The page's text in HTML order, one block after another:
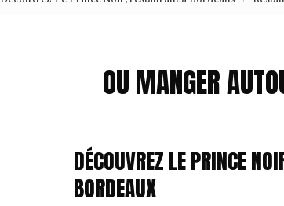
OU MANGER
DÉCOUVREZ LE PRINCE
BORDEAUX